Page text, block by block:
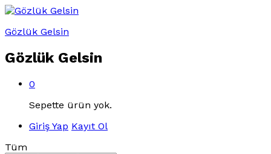
Gözlük Gelsin
Gözlük Gelsin
0
Sepette ürün yok.
Giriş Yap Kayıt Ol
Tüm